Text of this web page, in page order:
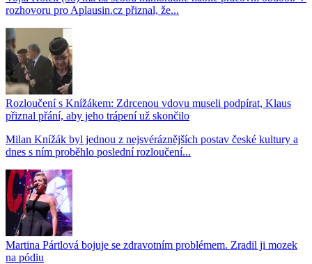
rozhovoru pro Aplausin.cz přiznal, že...
Rozloučení s Knížákem: Zdrcenou vdovu museli podpírat, Klaus
přiznal přání, aby jeho trápení už skončilo
Milan Knížák byl jednou z nejsvéráznějších postav české kultury a
dnes s ním proběhlo poslední rozloučení...
Martina Pártlová bojuje se zdravotním problémem. Zradil ji mozek
na pódiu